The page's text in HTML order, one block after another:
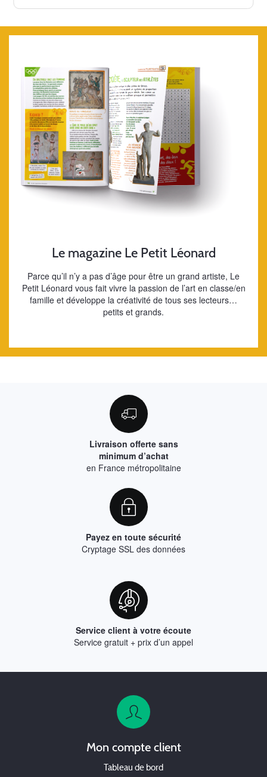
Le magazine Le Petit Léonard
Parce qu’il n’y a pas d’âge pour être un grand artiste, Le
Petit Léonard vous fait vivre la passion de l’art en classe/en
famille et développe la créativité de tous ses lecteurs…
petits et grands.
Livraison offerte sans
minimum d’achat
en France métropolitaine
Payez en toute sécurité
Cryptage SSL des données
Service client à votre écoute
Service gratuit + prix d’un appel
Mon compte client
Tableau de bord